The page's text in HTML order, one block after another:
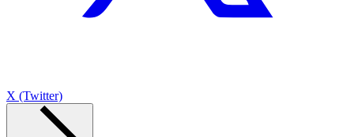
X (Twitter)